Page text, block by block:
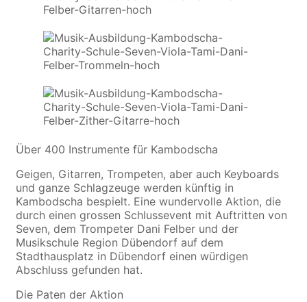
Über 400 Instrumente für Kambodscha
Geigen, Gitarren, Trompeten, aber auch Keyboards
und ganze Schlagzeuge werden künftig in
Kambodscha bespielt. Eine wundervolle Aktion, die
durch einen grossen Schlussevent mit Auftritten von
Seven, dem Trompeter Dani Felber und der
Musikschule Region Dübendorf auf dem
Stadthausplatz in Dübendorf einen würdigen
Abschluss gefunden hat.
Die Paten der Aktion